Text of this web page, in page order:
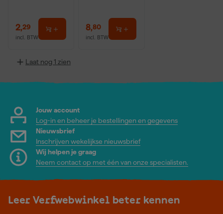
2,29
incl. BTW
8,80
incl. BTW
Laat nog 1 zien
Jouw account
Log-in en beheer je bestellingen en gegevens
Nieuwsbrief
Inschrijven wekelijkse nieuwsbrief
Wij helpen je graag
Neem contact op met één van onze specialisten.
Leer Verfwebwinkel beter kennen